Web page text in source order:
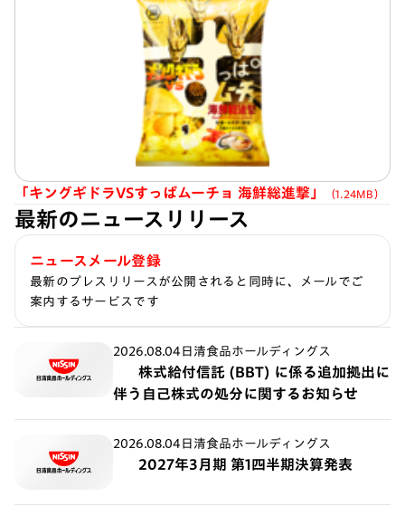
「キングギドラVSすっぱムーチョ 海鮮総進撃」 （1.24MB）
最新のニュースリリース
ニュースメール登録
最新のプレスリリースが公開されると同時に、メールでご
案内するサービスです
2026.08.04 日清食品ホールディングス
株式給付信託 (BBT) に係る追加拠出に
伴う自己株式の処分に関するお知らせ
2026.08.04 日清食品ホールディングス
2027年3月期 第1四半期決算発表